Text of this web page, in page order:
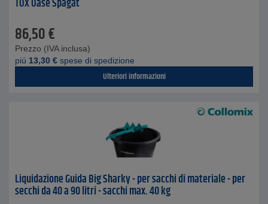
TOX Oase Spagat
86,50€
Prezzo (IVA inclusa)
piú 13,30 € spese di spedizione
Ulteriori informazioni
Liquidazione Guida Big Sharky - per sacchi di materiale - per
secchi da 40 a 90 litri - sacchi max. 40 kg